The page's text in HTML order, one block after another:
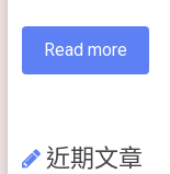
Read more
近期文章